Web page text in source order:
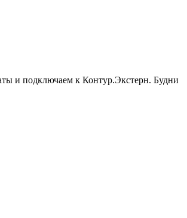
и подключаем к Контур.Экстерн. Будни